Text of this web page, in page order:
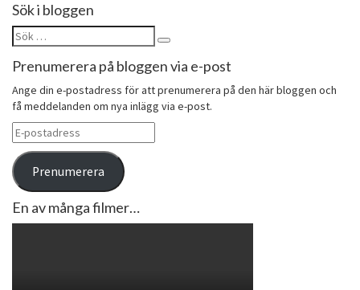
Sök i bloggen
Sök
efter:
Sök
Prenumerera på bloggen via e-post
Ange din e-postadress för att prenumerera på den här bloggen och
få meddelanden om nya inlägg via e-post.
E-
postadress
Prenumerera
En av många filmer…